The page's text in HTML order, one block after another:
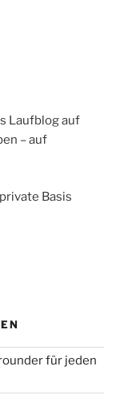
Laufblog auf
– auf
Basis
für jeden